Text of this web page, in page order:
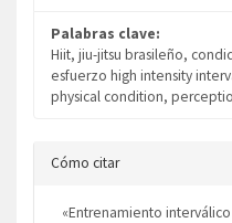
Palabras clave:
Hiit, jiu-jitsu brasileño,
esfuerzo high intensity
physical condition,
Detalles
del
artículo
Cómo citar
«Entrenamiento